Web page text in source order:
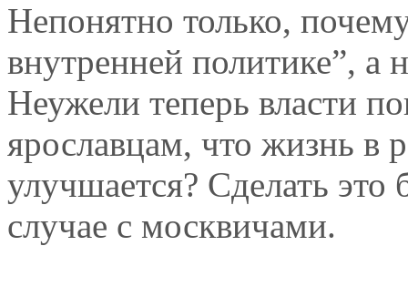
Непонятно только,
внутренней политике”, а
Неужели теперь власти
ярославцам, что жизнь в
улучшается? Сделать это
случае с москвичами.